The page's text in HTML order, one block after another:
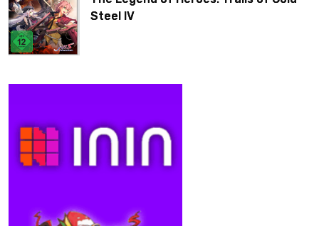
Steel IV